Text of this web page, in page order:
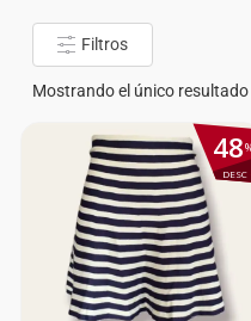
Filtros
Mostrando el único resultado
DESC
48